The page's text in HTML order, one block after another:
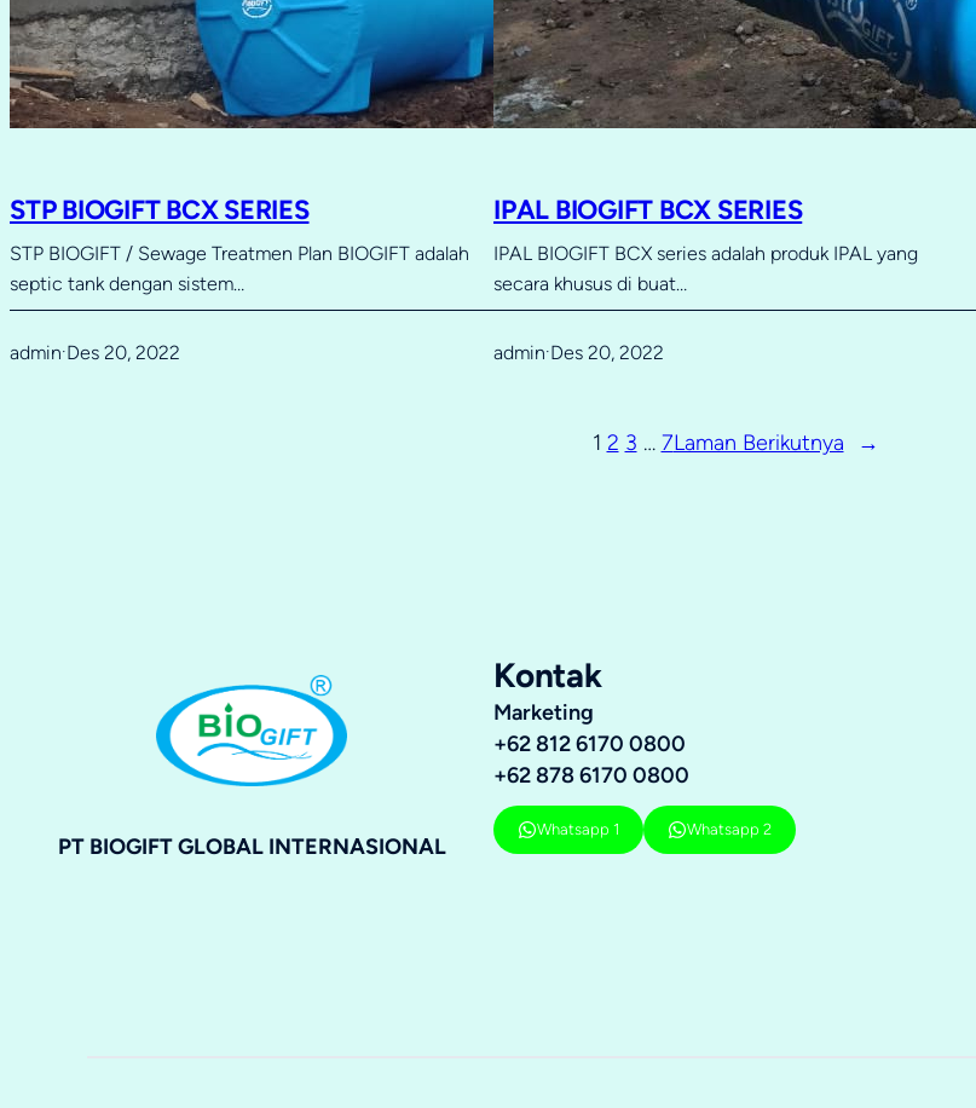
STP BIOGIFT BCX SERIES
STP BIOGIFT / Sewage Treatmen Plan BIOGIFT adalah
septic tank dengan sistem…
admin·Des 20, 2022
IPAL BIOGIFT BCX SERIES
IPAL BIOGIFT BCX series adalah produk IPAL yang
secara khusus di buat…
admin·Des 20, 2022
1 2 3 … 7Laman Berikutnya →
PT BIOGIFT GLOBAL INTERNASIONAL
Kontak
Marketing
+62 812 6170 0800
+62 878 6170 0800
Whatsapp 1 Whatsapp 2